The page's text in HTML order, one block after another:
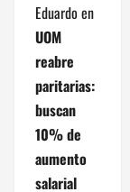
Eduardo en
UOM
reabre
paritarias:
buscan
10% de
aumento
salarial